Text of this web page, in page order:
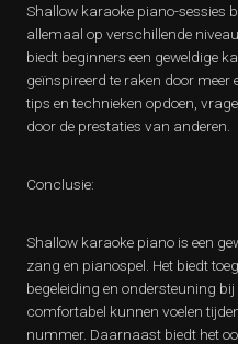
Shallow karaoke piano-sessies
allemaal op verschillende
biedt beginners een geweldige
geïnspireerd te raken door
tips en technieken opdoen,
door de prestaties van anderen.
Conclusie:
Shallow karaoke piano is een
zang en pianospel. Het biedt
begeleiding en ondersteuning
comfortabel kunnen voelen
nummer. Daarnaast biedt het